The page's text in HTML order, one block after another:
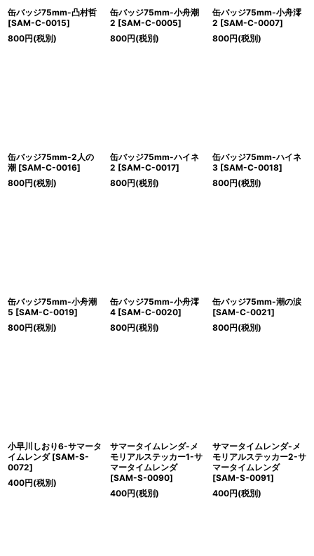
缶バッジ75mm-凸村哲
[SAM-C-0015]
800円(税別)
缶バッジ75mm-小舟潮
2 [SAM-C-0005]
800円(税別)
缶バッジ75mm-小舟澪
2 [SAM-C-0007]
800円(税別)
缶バッジ75mm-2人の
潮 [SAM-C-0016]
800円(税別)
缶バッジ75mm-ハイネ
2 [SAM-C-0017]
800円(税別)
缶バッジ75mm-ハイネ
3 [SAM-C-0018]
800円(税別)
缶バッジ75mm-小舟潮
5 [SAM-C-0019]
800円(税別)
缶バッジ75mm-小舟澪
4 [SAM-C-0020]
800円(税別)
缶バッジ75mm-潮の涙
[SAM-C-0021]
800円(税別)
小早川しおり6-サマータ
イムレンダ [SAM-S-
0072]
400円(税別)
サマータイムレンダ-メ
モリアルステッカー1-サ
マータイムレンダ
[SAM-S-0090]
400円(税別)
サマータイムレンダ-メ
モリアルステッカー2-サ
マータイムレンダ
[SAM-S-0091]
400円(税別)